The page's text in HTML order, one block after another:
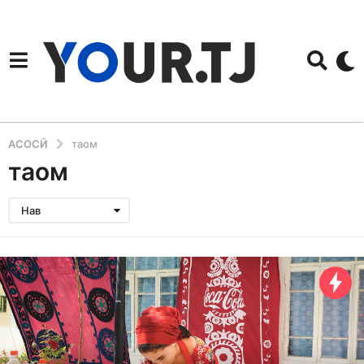
АСОСӢ таом
таом
Нав